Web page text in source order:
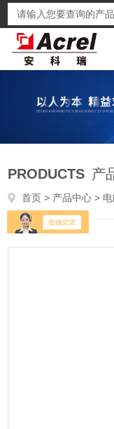
PRODUCTS 产
首页 > 产品中心 >